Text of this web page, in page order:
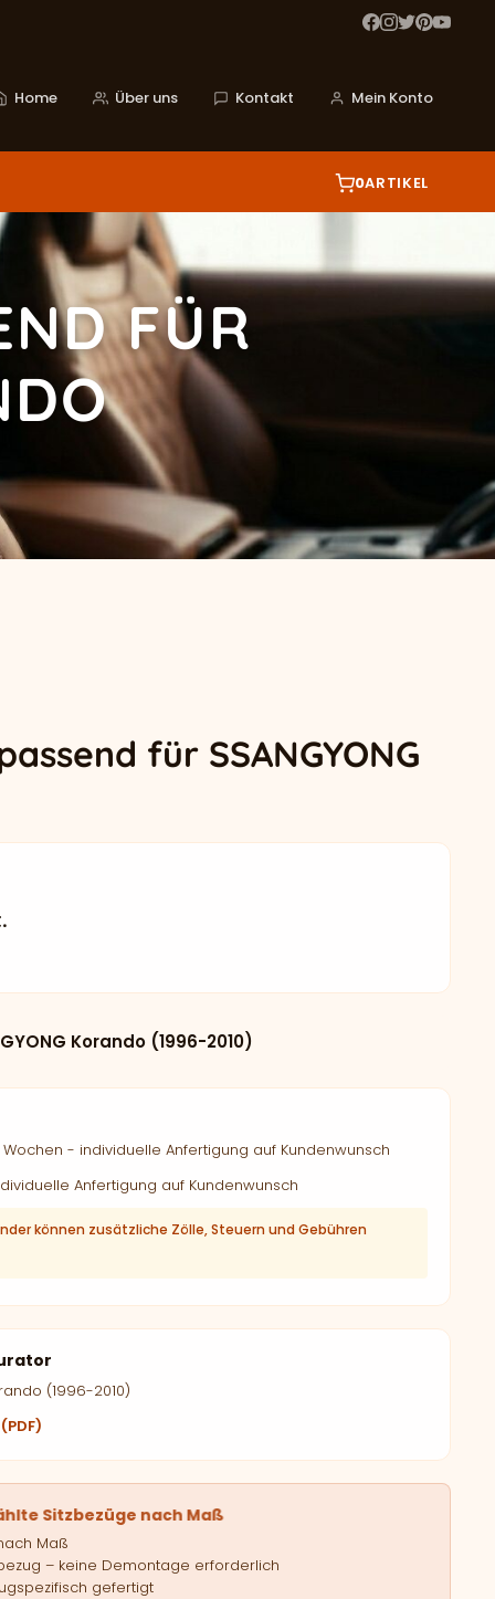
Home Über uns Kontakt Mein Konto
0ARTIKEL
FÜR
für SSANGYONG
Korando (1996-2010)
- individuelle Anfertigung auf Kundenwunsch
Anfertigung auf Kundenwunsch
können zusätzliche Zölle, Steuern und Gebühren
(1996-2010)
Sitzbezüge nach Maß
Maß
– keine Demontage erforderlich
gefertigt